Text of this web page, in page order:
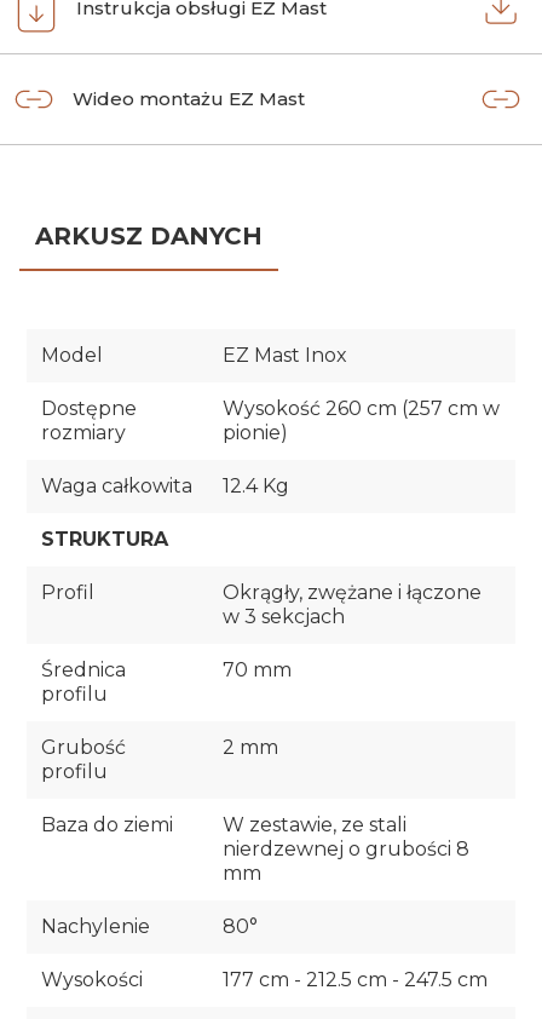
Instrukcja obsługi EZ Mast
Wideo montażu EZ Mast
ARKUSZ DANYCH
Model EZ Mast Inox
Dostępne
rozmiary
Wysokość 260 cm (257 cm w
pionie)
Waga całkowita 12.4 Kg
STRUKTURA
Profil
Okrągły, zwężane i łączone
w 3 sekcjach
Średnica
profilu
70 mm
Grubość
profilu
2 mm
Baza do ziemi
W zestawie, ze stali
nierdzewnej o grubości 8
mm
Nachylenie 80°
Wysokości 177 cm - 212.5 cm - 247.5 cm